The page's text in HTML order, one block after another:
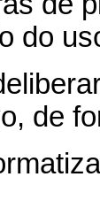
do
de